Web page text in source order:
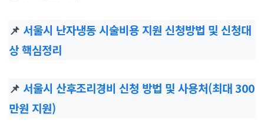
📌 서울시 난자냉동 시술비용 지원 신청방법 및 신청대
상 핵심정리
📌 서울시 산후조리경비 신청 방법 및 사용처(최대 300
만원 지원)